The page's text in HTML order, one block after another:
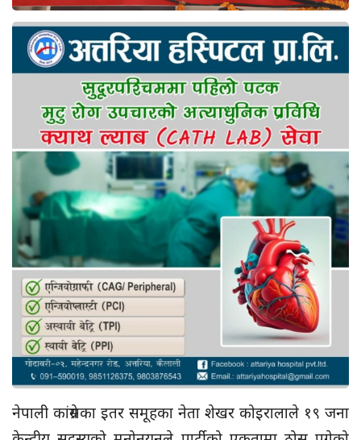
नेपाली कांग्रेसका इतर समूहका नेता शेखर कोइरालाले १९ जना